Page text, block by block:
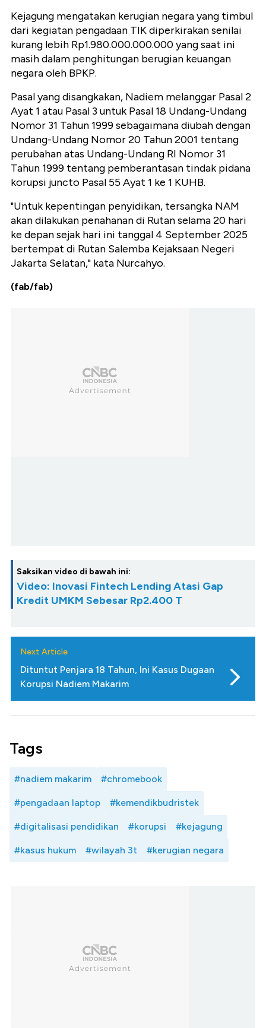
Kejagung mengatakan kerugian negara yang timbul
dari kegiatan pengadaan TIK diperkirakan senilai
kurang lebih Rp1.980.000.000.000 yang saat ini
masih dalam penghitungan berugian keuangan
negara oleh BPKP.
Pasal yang disangkakan, Nadiem melanggar Pasal 2
Ayat 1 atau Pasal 3 untuk Pasal 18 Undang-Undang
Nomor 31 Tahun 1999 sebagaimana diubah dengan
Undang-Undang Nomor 20 Tahun 2001 tentang
perubahan atas Undang-Undang RI Nomor 31
Tahun 1999 tentang pemberantasan tindak pidana
korupsi juncto Pasal 55 Ayat 1 ke 1 KUHB.
"Untuk kepentingan penyidikan, tersangka NAM
akan dilakukan penahanan di Rutan selama 20 hari
ke depan sejak hari ini tanggal 4 September 2025
bertempat di Rutan Salemba Kejaksaan Negeri
Jakarta Selatan," kata Nurcahyo.
(fab/fab)
Saksikan video di bawah ini:
Video: Inovasi Fintech Lending Atasi Gap
Kredit UMKM Sebesar Rp2.400 T
Next Article
Dituntut Penjara 18 Tahun, Ini Kasus Dugaan
Korupsi Nadiem Makarim
Tags
#nadiem makarim #chromebook
#pengadaan laptop #kemendikbudristek
#digitalisasi pendidikan #korupsi #kejagung
#kasus hukum #wilayah 3t #kerugian negara